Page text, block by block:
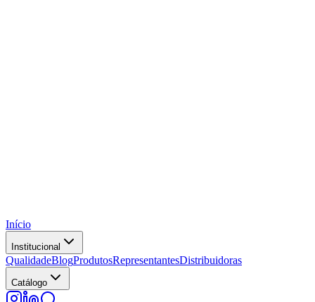
Início
Institucional
QualidadeBlogProdutosRepresentantesDistribuidoras
Catálogo